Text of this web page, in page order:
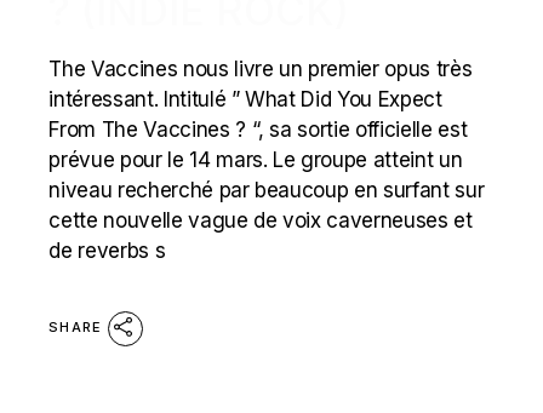
The Vaccines nous livre un premier opus très
intéressant. Intitulé ” What Did You Expect
From The Vaccines ? “, sa sortie officielle est
prévue pour le 14 mars. Le groupe atteint un
niveau recherché par beaucoup en surfant sur
cette nouvelle vague de voix caverneuses et
de reverbs s
SHARE